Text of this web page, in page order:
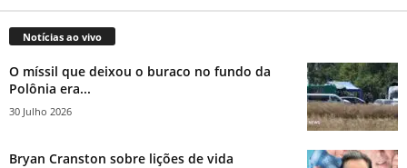
Notícias ao vivo
O míssil que deixou o buraco no fundo da
Polônia era...
30 Julho 2026
Bryan Cranston sobre lições de vida